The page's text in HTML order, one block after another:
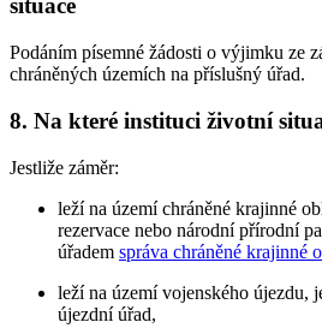
situace
Podáním písemné žádosti o výjimku ze
chráněných územích na příslušný úřad.
8. Na které instituci životní
Jestliže záměr:
leží na území chráněné krajinné
rezervace nebo národní přírodní
úřadem správa chráněné krajinné
leží na území vojenského újezdu,
újezdní úřad,